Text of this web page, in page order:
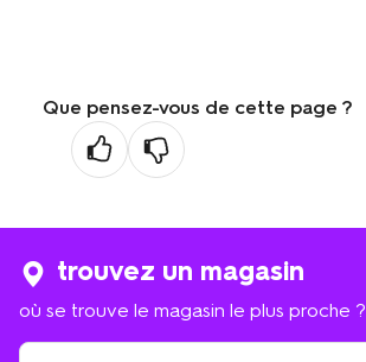
Que pensez-vous de cette page ?
trouvez un magasin
où se trouve le magasin le plus proche ?
où